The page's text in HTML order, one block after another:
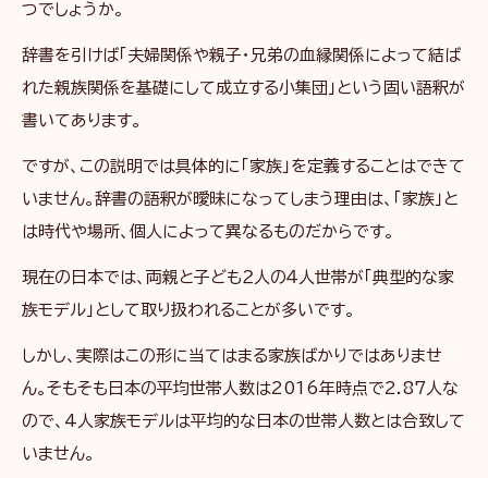
つでしょうか。
辞書を引けば「夫婦関係や親子・兄弟の血縁関係によって結ば
れた親族関係を基礎にして成立する小集団」という固い語釈が
書いてあります。
ですが、この説明では具体的に「家族」を定義することはできて
いません。辞書の語釈が曖昧になってしまう理由は、「家族」と
は時代や場所、個人によって異なるものだからです。
現在の日本では、両親と子ども２人の４人世帯が「典型的な家
族モデル」として取り扱われることが多いです。
しかし、実際はこの形に当てはまる家族ばかりではありませ
ん。そもそも日本の平均世帯人数は2016年時点で2.87人な
ので、4人家族モデルは平均的な日本の世帯人数とは合致して
いません。